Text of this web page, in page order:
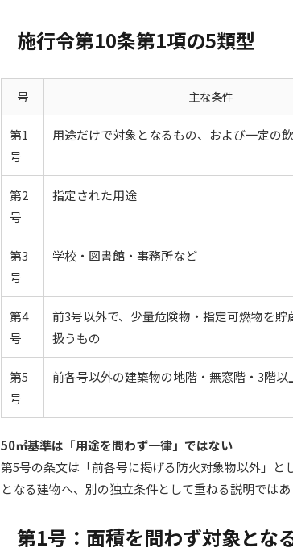
施行令第10条第1項の5類型
号 主な条件
第1
号
用途だけで対象となるもの、および一定の
第2
号
指定された用途
第3
号
学校・図書館・事務所など
第4
号
前3号以外で、少量危険物・指定可燃物を貯
扱うもの
第5
号
前各号以外の建築物の地階・無窓階・3階以
50㎡基準は「用途を問わず一律」ではない
第5号の条文は「前各号に掲げる防火対象物以外」と
となる建物へ、別の独立条件として重ねる説明ではあ
第1号：面積を問わず対象とな